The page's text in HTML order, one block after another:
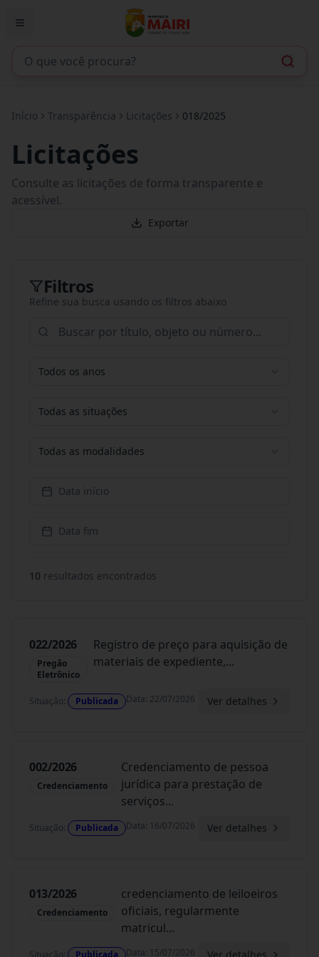
Início Transparência Licitações 018/2025
Licitações
Consulte as licitações de forma transparente e
acessível.
Exportar
Filtros
Refine sua busca usando os filtros abaixo
Todos os anos
Todas as situações
Todas as modalidades
Data início
Data fim
10 resultados encontrados
022/2026
Pregão
Eletrônico
Registro de preço para aquisição de
materiais de expediente,...
Situação: Publicada Data: 22/07/2026 Ver detalhes
002/2026
Credenciamento
Credenciamento de pessoa
jurídica para prestação de
serviços...
Situação: Publicada Data: 16/07/2026 Ver detalhes
013/2026
Credenciamento
credenciamento de leiloeiros
oficiais, regularmente
matricul...
Situação: Publicada Data: 15/07/2026